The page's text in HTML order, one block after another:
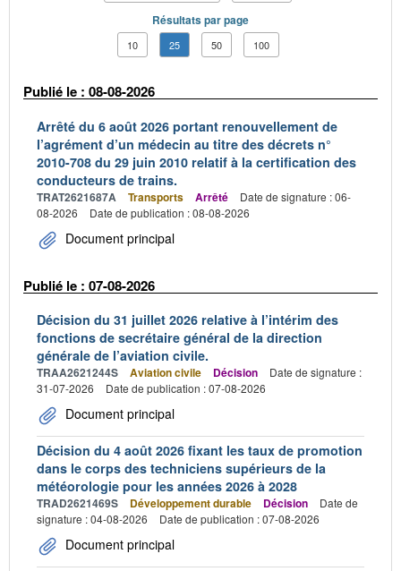
Résultats par page
10 25 50 100
Publié le : 08-08-2026
Arrêté du 6 août 2026 portant renouvellement de
l’agrément d’un médecin au titre des décrets n°
2010-708 du 29 juin 2010 relatif à la certification des
conducteurs de trains.
TRAT2621687A Transports Arrêté
Date de signature : 06-
08-2026
Date de publication : 08-08-2026
Document principal
Publié le : 07-08-2026
Décision du 31 juillet 2026 relative à l’intérim des
fonctions de secrétaire général de la direction
générale de l’aviation civile.
TRAA2621244S Aviation civile Décision
Date de signature :
31-07-2026
Date de publication : 07-08-2026
Document principal
Décision du 4 août 2026 fixant les taux de promotion
dans le corps des techniciens supérieurs de la
météorologie pour les années 2026 à 2028
TRAD2621469S Développement durable Décision
Date de
signature : 04-08-2026
Date de publication : 07-08-2026
Document principal